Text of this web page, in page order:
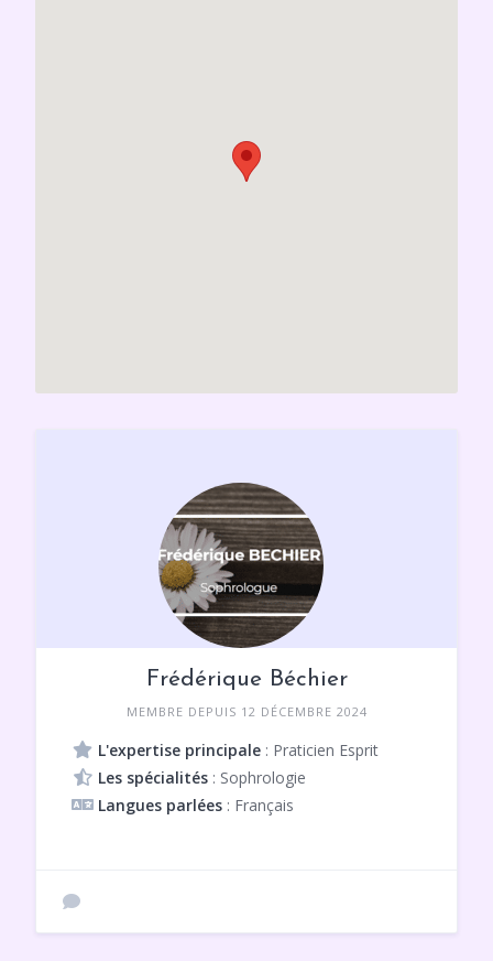
Frédérique Béchier
MEMBRE DEPUIS 12 DÉCEMBRE 2024
L'expertise principale : Praticien Esprit
Les spécialités : Sophrologie
Langues parlées : Français